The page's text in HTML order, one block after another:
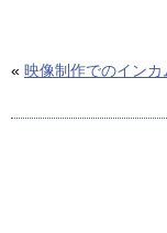
« 映像制作でのイン